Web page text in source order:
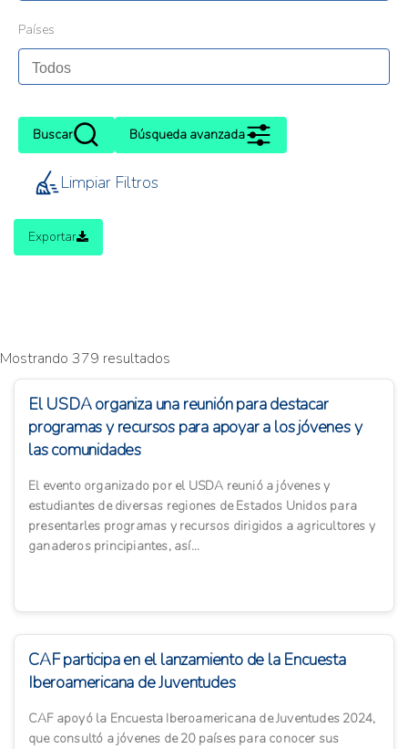
Países
Buscar Búsqueda avanzada
Limpiar Filtros
Exportar
Mostrando 379 resultados
El USDA organiza una reunión para destacar
programas y recursos para apoyar a los jóvenes y
las comunidades
El evento organizado por el USDA reunió a jóvenes y
estudiantes de diversas regiones de Estados Unidos para
presentarles programas y recursos dirigidos a agricultores y
ganaderos principiantes, así...
CAF participa en el lanzamiento de la Encuesta
Iberoamericana de Juventudes
CAF apoyó la Encuesta Iberoamericana de Juventudes 2024,
que consultó a jóvenes de 20 países para conocer sus